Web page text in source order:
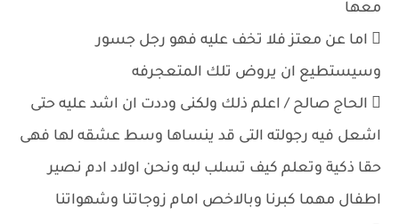
معها
 اما عن معتز فلا تخف عليه فهو رجل جسور
وسيستطيع ان يروض تلك المتعجرفه
 الحاج صالح / اعلم ذلك ولكنى وددت ان اشد عليه حتى
اشعل فيه رجولته التى قد ينساها وسط عشقه لها فهى
حقا ذكية وتعلم كيف تسلب لبه ونحن اولاد ادم نصير
اطفال مهما كبرنا وبالاخص امام زوجاتنا وشهواتنا